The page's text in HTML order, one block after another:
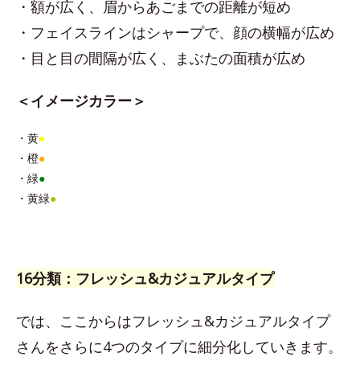
・額が広く、眉からあごまでの距離が短め
・フェイスラインはシャープで、顔の横幅が広め
・目と目の間隔が広く、まぶたの面積が広め
＜イメージカラー＞
・黄●
・橙●
・緑●
・黄緑●
16分類：フレッシュ&カジュアルタイプ
では、ここからはフレッシュ&カジュアルタイプ
さんをさらに4つのタイプに細分化していきます。